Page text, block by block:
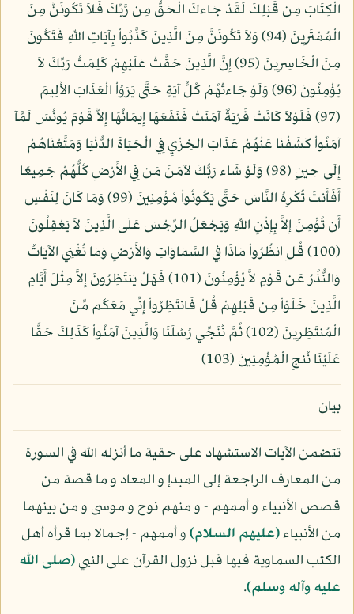
الْكِتَابَ مِن قَبْلِكَ لَقَدْ جَاءكَ الْحَقُّ مِن رَّبِّكَ فَلاَ تَكُونَنَّ مِنَ
الْمُمْتَرِينَ (94) وَلاَ تَكُونَنَّ مِنَ الَّذِينَ كَذَّبُواْ بِآيَاتِ اللّهِ فَتَكُونَ
مِنَ الْخَاسِرِينَ (95) إِنَّ الَّذِينَ حَقَّتْ عَلَيْهِمْ كَلِمَتُ رَبِّكَ لاَ
يُؤْمِنُونَ (96) وَلَوْ جَاءتْهُمْ كُلُّ آيَةٍ حَتَّى يَرَوُاْ الْعَذَابَ الأَلِيمَ
(97) فَلَوْلاَ كَانَتْ قَرْيَةٌ آمَنَتْ فَنَفَعَهَا إِيمَانُهَا إِلاَّ قَوْمَ يُونُسَ لَمَّآ
آمَنُواْ كَشَفْنَا عَنْهُمْ عَذَابَ الخِزْيِ فِي الْحَيَاةَ الدُّنْيَا وَمَتَّعْنَاهُمْ
إِلَى حِينٍ (98) وَلَوْ شَاء رَبُّكَ لآمَنَ مَن فِي الأَرْضِ كُلُّهُمْ جَمِيعًا
أَفَأَنتَ تُكْرِهُ النَّاسَ حَتَّى يَكُونُواْ مُؤْمِنِينَ (99) وَمَا كَانَ لِنَفْسٍ
أَن تُؤْمِنَ إِلاَّ بِإِذْنِ اللّهِ وَيَجْعَلُ الرِّجْسَ عَلَى الَّذِينَ لاَ يَعْقِلُونَ
(100) قُلِ انظُرُواْ مَاذَا فِي السَّمَاوَاتِ وَالأَرْضِ وَمَا تُغْنِي الآيَاتُ
وَالنُّذُرُ عَن قَوْمٍ لاَّ يُؤْمِنُونَ (101) فَهَلْ يَنتَظِرُونَ إِلاَّ مِثْلَ أَيَّامِ
الَّذِينَ خَلَوْاْ مِن قَبْلِهِمْ قُلْ فَانتَظِرُواْ إِنِّي مَعَكُم مِّنَ
الْمُنتَظِرِينَ (102) ثُمَّ نُنَجِّي رُسُلَنَا وَالَّذِينَ آمَنُواْ كَذَلِكَ حَقًّا
عَلَيْنَا نُنجِ الْمُؤْمِنِينَ (103)
بيان
تتضمن الآيات الاستشهاد على حقية ما أنزله الله في السورة
من المعارف الراجعة إلى المبدإ و المعاد و ما قصة من
قصص الأنبياء و أممهم - و منهم نوح و موسى و من بينهما
من الأنبياء(عليهم السلام)و أممهم - إجمالا بما قرأه أهل
الكتب السماوية فيها قبل نزول القرآن على النبي(صلى الله
عليه وآله وسلم).